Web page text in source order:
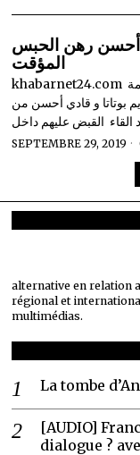
أحسن رهن الحبس
المؤقت
khabarnet24.com سبتمبر 29, 2019 أمر قاضي التحقيق بمحكمة
بوتاتا و قادي أحسن من
القبض عليهم داخل
SEPTEMBRE 29, 2019
alternative en relation
régional et
multimédias.
La tombe
[AUDIO]
dialogue ?